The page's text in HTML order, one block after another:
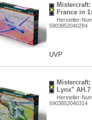
France in
Hersteller-
5903852040284
UVP
Lynx" AH.7
Hersteller-
5903852040314